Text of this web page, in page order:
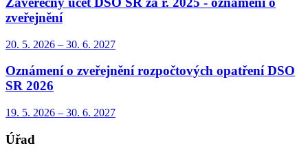
zveřejnění
20. 5. 2026 – 30. 6. 2027
Oznámení o zveřejnění rozpočtových opatření DSO
SR 2026
19. 5. 2026 – 30. 6. 2027
Úřad